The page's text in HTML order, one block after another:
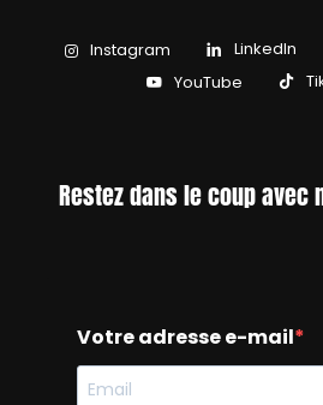
Instagram LinkedIn
YouTube
Restez dans le coup
Votre adresse e-mail